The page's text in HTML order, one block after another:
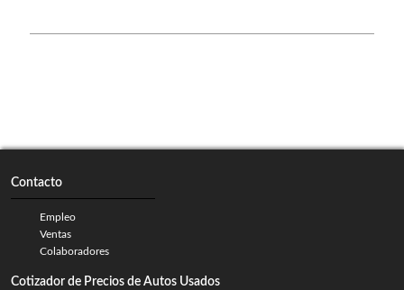
Contacto
Empleo
Ventas
Colaboradores
Cotizador de Precios de Autos Usados